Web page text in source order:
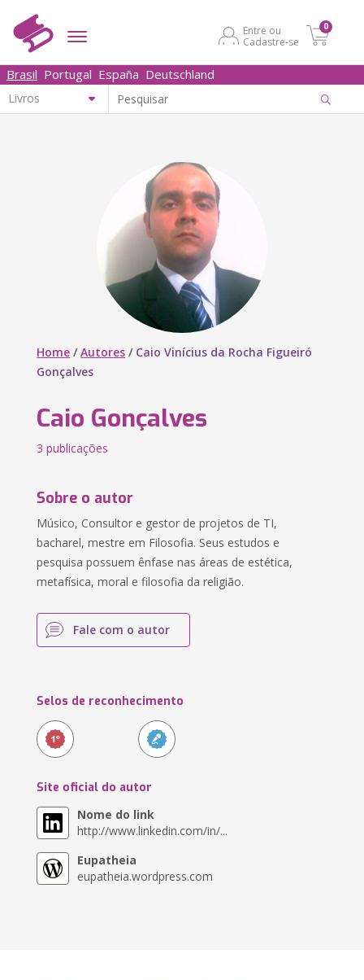
Entre ou
Cadastre-se
0
Brasil Portugal España Deutschland
Home /Autores / Caio Vinícius da Rocha Figueiró
Gonçalves
Caio Gonçalves
3 publicações
Sobre o autor
Músico, Consultor e gestor de projetos de TI,
bacharel, mestre em Filosofia. Seus estudos e
pesquisa possuem ênfase nas áreas de estética,
metafísica, moral e filosofia da religião.
Fale com o autor
Selos de reconhecimento
Site oficial do autor
Nome do link
http://www.linkedin.com/in/...
Eupatheia
eupatheia.wordpress.com